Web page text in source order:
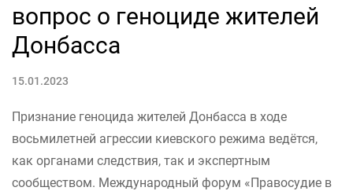
вопрос о геноциде жителей
Донбасса
15.01.2023
Признание геноцида жителей Донбасса в ходе
восьмилетней агрессии киевского режима ведётся,
как органами следствия, так и экспертным
сообществом. Международный форум «Правосудие в